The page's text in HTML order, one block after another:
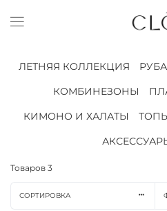
ЛЕТНЯЯ КОЛЛЕКЦИЯ
КОМБИНЕЗОНЫ
КИМОНО И ХАЛАТЫ
Товаров 3
СОРТИРОВКА